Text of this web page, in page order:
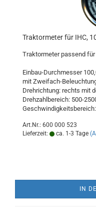
Traktormeter für IHC,
Traktormeter passend für
Einbau-Durchmesser
mit Zweifach-
Drehrichtung: rechts mit
Drehzahlbereich: 500-
Art.Nr.: 600 000 523
Lieferzeit:
ca. 1-3 Tage
IN